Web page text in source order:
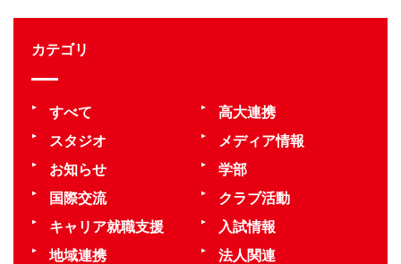
カテゴリ
すべて
高大連携
スタジオ
メディア情報
お知らせ
学部
国際交流
クラブ活動
キャリア就職支援
入試情報
地域連携
法人関連